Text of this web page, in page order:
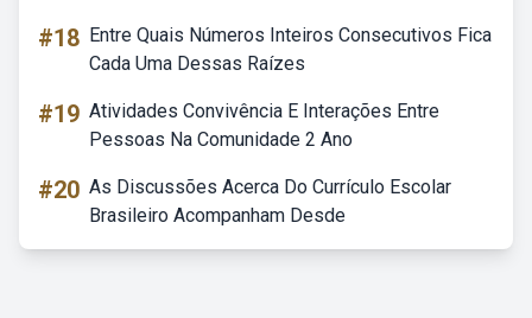
#18 Entre Quais Números Inteiros Consecutivos Fica
Cada Uma Dessas Raízes
#19 Atividades Convivência E Interações Entre
Pessoas Na Comunidade 2 Ano
#20 As Discussões Acerca Do Currículo Escolar
Brasileiro Acompanham Desde